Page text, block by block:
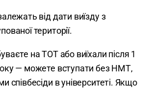
від дати виїзду з
території.
на ТОТ або виїхали після 1
— можете вступати без НМТ,
співбесіди в університеті. Якщо